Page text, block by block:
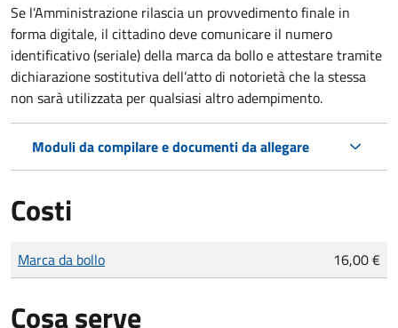
Se l'Amministrazione rilascia un provvedimento finale in
forma digitale, il cittadino devecomunicare il numero
identificativo (seriale) della marca da bollo e attestare tramite
dichiarazione sostitutiva dell’atto di notorietà che la stessa
non sarà utilizzata per qualsiasi altro adempimento.
Moduli da compilare e documenti da allegare
Costi
Tipo di pagamento
Importo
Marca da bollo 16,00 €
Cosa serve